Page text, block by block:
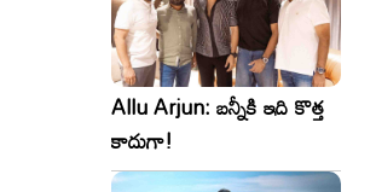
Allu Arjun: బన్నీకి ఇది కొత్త
కాదుగా!